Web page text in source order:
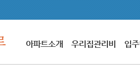
아파트소개 우리집관리비 입